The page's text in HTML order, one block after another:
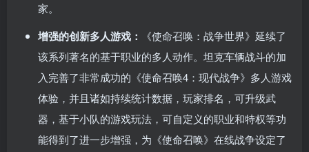
家。
增强的创新多人游戏：
《使命召唤：战争世界》延续了
该系列著名的基于职业的多人动作。坦克车辆战斗的加
入完善了非常成功的《使命召唤4：现代战争》多人游戏
体验，并且诸如持续统计数据，玩家排名，可升级武
器，基于小队的游戏玩法，可自定义的职业和特权等功
能得到了进一步增强，为《使命召唤》在线战争设定了